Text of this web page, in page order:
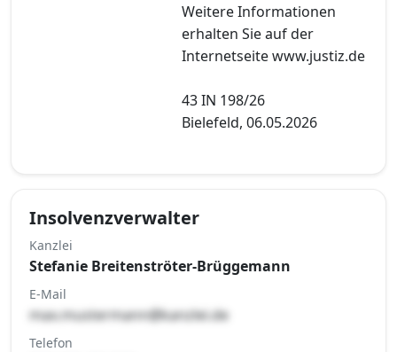
Weitere Informationen
erhalten Sie auf der
Internetseite www.justiz.de
43 IN 198/26
Bielefeld, 06.05.2026
Insolvenzverwalter
Kanzlei
Stefanie Breitenströter-Brüggemann
E-Mail
max.mustermann@kanzlei.de
Telefon